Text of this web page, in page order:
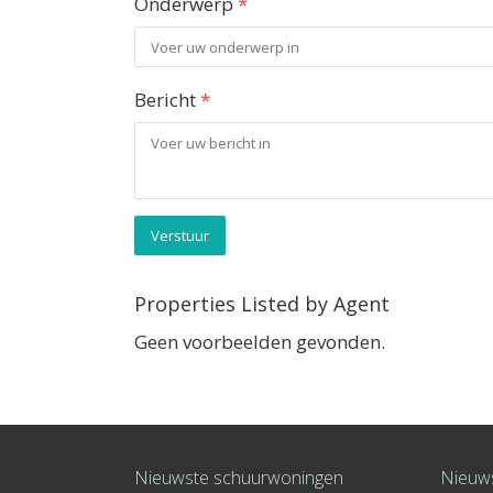
Bericht*
Verstuur
Properties Listed by Agent
Geen voorbeelden gevonden.
Nieuwste schuurwoningen